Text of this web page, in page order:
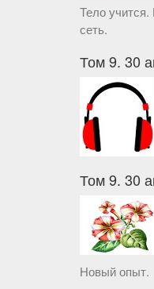
Тело учится.
сеть.
Том 9. 30
Том 9. 30
Новый опыт.